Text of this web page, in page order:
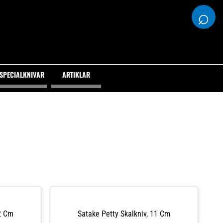
⌕
SPECIALKNIVAR ARTIKLAR
Cm Satake Petty Skalkniv, 11 Cm